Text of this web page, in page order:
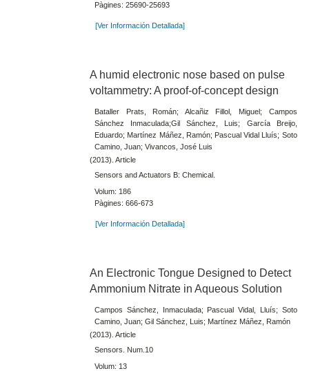
Pàgines: 25690-25693
[Ver Información Detallada]
A humid electronic nose based on pulse
voltammetry: A proof-of-concept design
Bataller Prats, Román; Alcañiz Fillol, Miguel; Campos
Sánchez Inmaculada;Gil Sánchez, Luis; García Breijo,
Eduardo; Martínez Máñez, Ramón; Pascual Vidal Lluís; Soto
Camino, Juan; Vivancos, José Luis
(2013). Article
Sensors and Actuators B: Chemical.
Volum: 186
Pàgines: 666-673
[Ver Información Detallada]
An Electronic Tongue Designed to Detect
Ammonium Nitrate in Aqueous Solution
Campos Sánchez, Inmaculada; Pascual Vidal, Lluís; Soto
Camino, Juan; Gil Sánchez, Luis; Martínez Máñez, Ramón
(2013). Article
Sensors. Num.10
Volum: 13